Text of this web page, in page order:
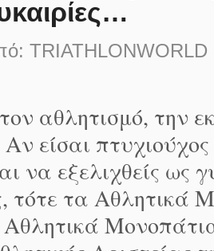
TRIATHLONWORLD
αθλητισμό, την
είσαι
να εξελιχθείς ως
τότε τα Αθλητικά